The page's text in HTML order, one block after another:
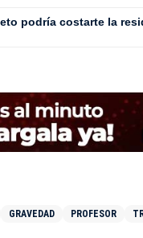
podría costarte la
GRAVEDAD PROFESOR